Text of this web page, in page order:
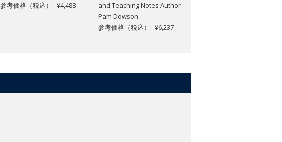
参考価格（税込）: ¥4,488
and Teaching Notes Author
Pam Dowson
参考価格（税込）: ¥6,237